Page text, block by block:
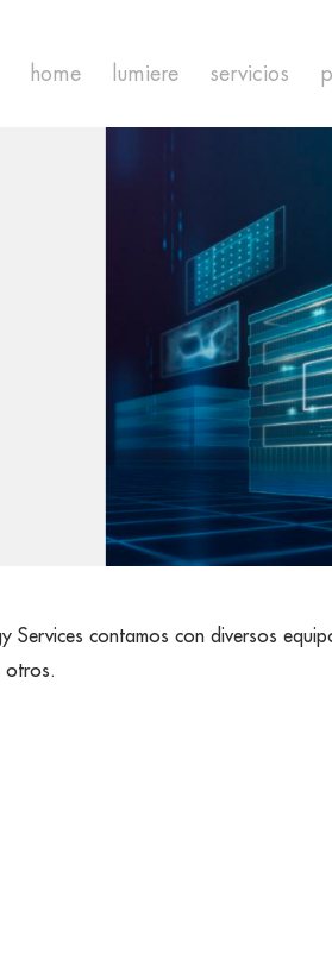
home lumiere servicios
Services contamos con diversos
otros.